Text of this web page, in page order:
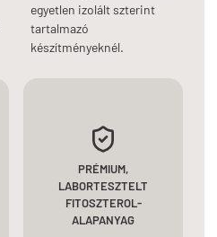
egyetlen izolált szterint
tartalmazó
készítményeknél.
PRÉMIUM,
LABORTESZTELT
FITOSZTEROL-
ALAPANYAG